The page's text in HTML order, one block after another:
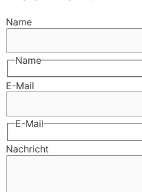
Name
Name
E-Mail
E-Mail
Nachricht